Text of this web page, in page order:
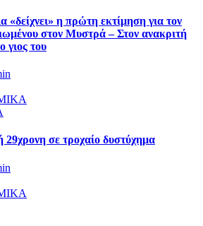
«δείχνει» η πρώτη εκτίμηση για τον
στον Μυστρά – Στον ανακριτή
γιος του
σε τροχαίο δυστύχημα